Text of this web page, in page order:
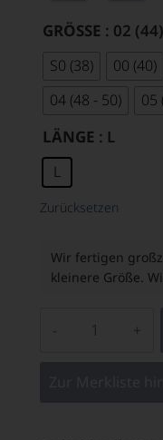
GRÖSSE : 02 (44)
S0 (38) 00 (40)
04 (48 - 50)
05
LÄNGE : L
L
Zurücksetzen
Wir fertigen
kleinere Größe.